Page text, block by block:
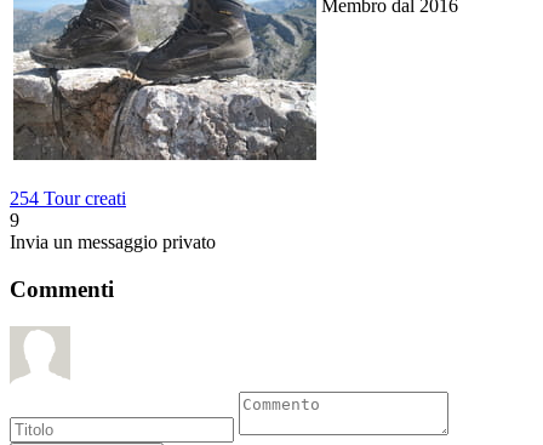
Membro dal 2016
254 Tour creati
9
Invia un messaggio privato
Commenti